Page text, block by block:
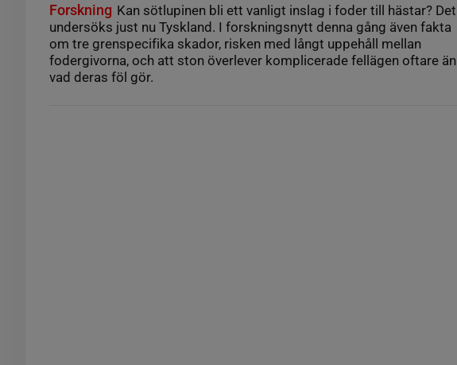
Forskning Kan sötlupinen bli ett vanligt inslag i foder till hästar? Det
undersöks just nu Tyskland. I forskningsnytt denna gång även fakta
om tre grenspecifika skador, risken med långt uppehåll mellan
fodergivorna, och att ston överlever komplicerade fellägen oftare än
vad deras föl gör.